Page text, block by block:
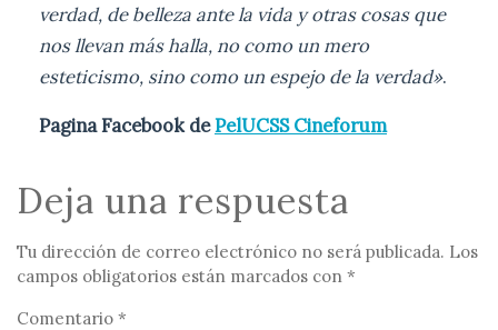
verdad, de belleza ante la vida y otras cosas que
nos llevan más halla, no como un mero
esteticismo, sino como un espejo de la verdad».
Pagina Facebook dePelUCSS Cineforum
Deja una respuesta
Tu dirección de correo electrónico no será publicada. Los
campos obligatorios están marcados con *
Comentario *